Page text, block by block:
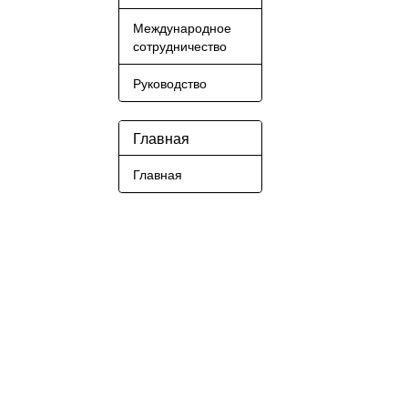
Международное
сотрудничество
Руководство
Главная
Главная